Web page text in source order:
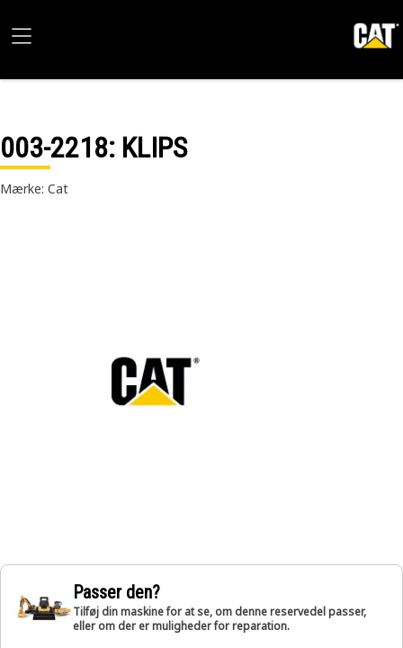
003-2218: KLIPS
Mærke: Cat
Passer den?
Tilføj din maskine for at se, om denne reservedel passer,
eller om der er muligheder for reparation.